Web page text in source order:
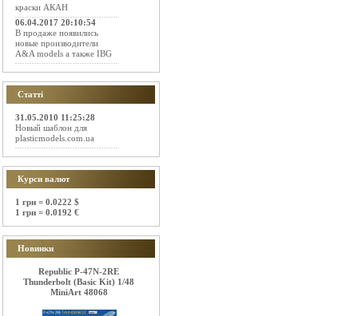
краски АКАН
06.04.2017 20:10:54
В продаже появились
новые производители
A&A models а также IBG
Статті
31.05.2010 11:25:28
Новый шаблон для
plasticmodels.com.ua
Курси валют
1 грн = 0.0222 $
1 грн = 0.0192 €
Новинки
Republic P-47N-2RE
Thunderbolt (Basic Kit) 1/48
MiniArt 48068